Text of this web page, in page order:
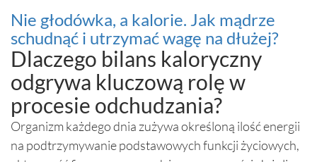
Nie głodówka, a kalorie. Jak mądrze
schudnąć i utrzymać wagę na dłużej?
Dlaczego bilans kaloryczny
odgrywa kluczową rolę w
procesie odchudzania?
Organizm każdego dnia zużywa określoną ilość energii
na podtrzymywanie podstawowych funkcji życiowych,